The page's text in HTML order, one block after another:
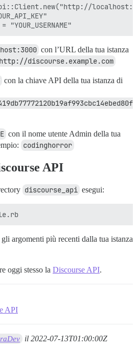
con l’URL della tua istanza
http://discourse.example.com
con la chiave API della tua istanza di
con il nome utente Admin della tua
codinghorror
API
discourse_api esegui:
argomenti più recenti dalla tua istanza
oggi stesso la Discourse API.
API
il2022-07-13T01:00:00Z